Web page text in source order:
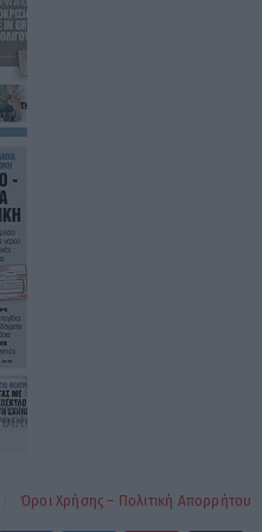
Όροι Χρήσης – Πολιτική Απορρήτου